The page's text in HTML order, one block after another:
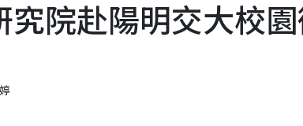
究院赴陽明交大校